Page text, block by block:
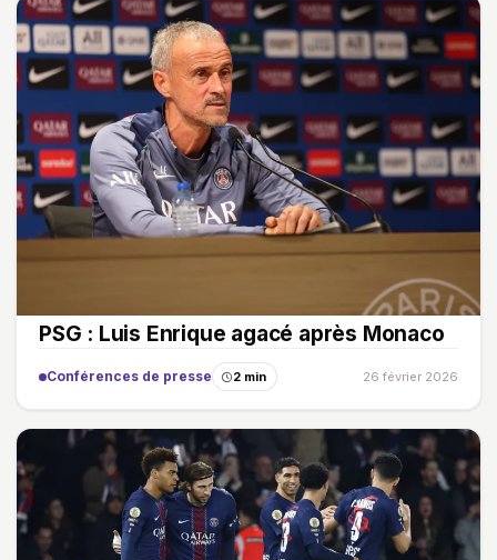
PSG : Luis Enrique agacé après Monaco
Conférences de presse 2 min 26 février 2026